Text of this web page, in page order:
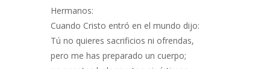
Hermanos:
Cuando Cristo entró en el mundo dijo:
Tú no quieres sacrificios ni ofrendas,
pero me has preparado un cuerpo;